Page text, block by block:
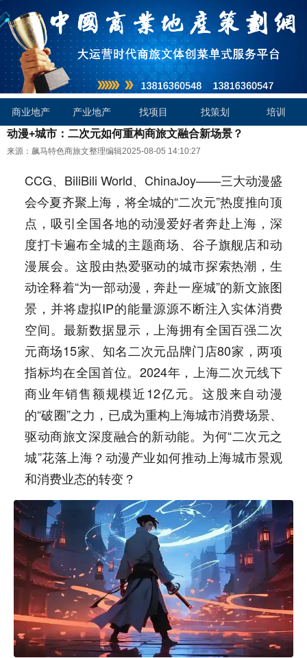
商业地产 产业地产 找项目 找策划 培训
动漫+城市：二次元如何重构商旅文融合新场景？
来源：飙马特色商旅文整理编辑2025-08-05 14:10:27
CCG、BiliBili World、ChinaJoy——三大动漫盛
会今夏齐聚上海，将全城的“二次元”热度推向顶
点，吸引全国各地的动漫爱好者奔赴上海，深
度打卡遍布全城的主题商场、谷子旗舰店和动
漫展会。这股由热爱驱动的城市探索热潮，生
动诠释着“为一部动漫，奔赴一座城”的新文旅图
景，并将虚拟IP的能量源源不断注入实体消费
空间。最新数据显示，上海拥有全国百强二次
元商场15家、知名二次元品牌门店80家，两项
指标均在全国首位。2024年，上海二次元线下
商业年销售额规模近12亿元。这股来自动漫
的“破圈”之力，已成为重构上海城市消费场景、
驱动商旅文深度融合的新动能。为何“二次元之
城”花落上海？动漫产业如何推动上海城市景观
和消费业态的转变？